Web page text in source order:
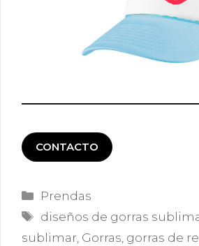
CONTACTO
Categorías
Prendas
Etiquetas
diseños de gorras
sublimar, Gorras, gorras de